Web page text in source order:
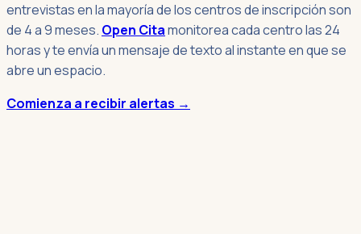
entrevistas en la mayoría de los centros de inscripción son
de 4 a 9 meses. Open Citamonitorea cada centro las 24
horas y te envía un mensaje de texto al instante en que se
abre un espacio.
Comienza a recibir alertas →